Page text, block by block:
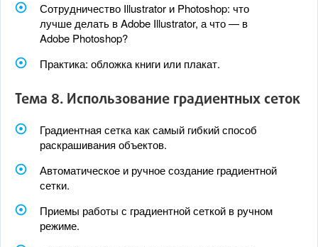
Сотрудничество Illustrator и Photoshop: что
лучше делать в Adobe Illustrator, а что — в
Adobe Photoshop?
Практика: обложка книги или плакат.
Тема 8. Использование градиентных сеток
Градиентная сетка как самый гибкий способ
раскрашивания объектов.
Автоматическое и ручное создание градиентной
сетки.
Приемы работы с градиентной сеткой в ручном
режиме.